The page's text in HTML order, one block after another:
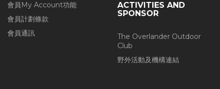
會員My Account功能
會員計劃條款
會員通訊
ACTIVITIES AND
SPONSOR
The Overlander Outdoor
Club
野外活動及機構連結